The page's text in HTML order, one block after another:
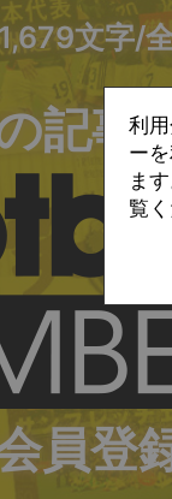
文字/
記事
員登
利
ー
ま
覧く